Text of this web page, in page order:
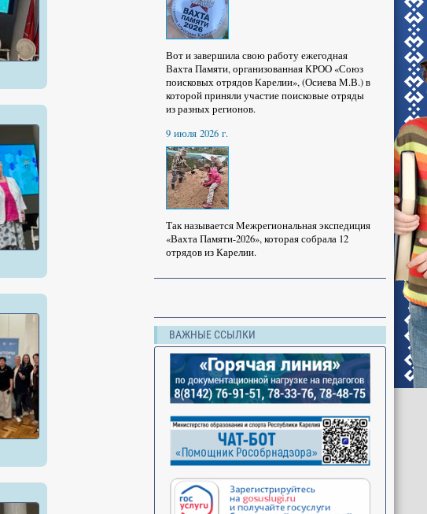
Вот и завершила свою работу ежегодная
Вахта Памяти, организованная КРОО «Союз
поисковых отрядов Карелии», (Осиева М.В.) в
которой приняли участие поисковые отряды
из разных регионов.
9 июля 2026 г.
Так называется Межрегиональная экспедиция
«Вахта Памяти-2026», которая собрала 12
отрядов из Карелии.
ВАЖНЫЕ ССЫЛКИ